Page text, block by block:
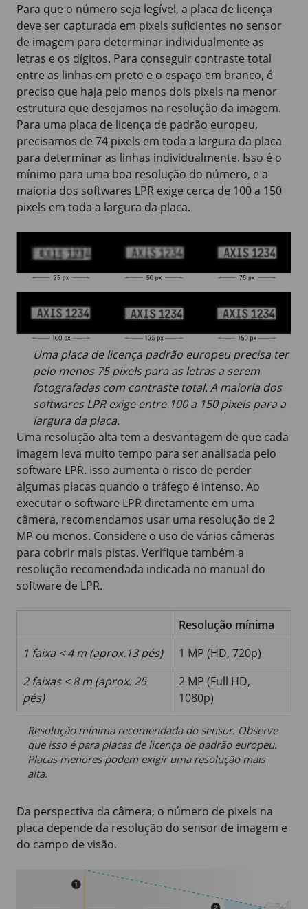
Para que o número seja legível, a placa de licença
deve ser capturada em pixels suficientes no sensor
de imagem para determinar individualmente as
letras e os dígitos. Para conseguir contraste total
entre as linhas em preto e o espaço em branco, é
preciso que haja pelo menos dois pixels na menor
estrutura que desejamos na resolução da imagem.
Para uma placa de licença de padrão europeu,
precisamos de 74 pixels em toda a largura da placa
para determinar as linhas individualmente. Isso é o
mínimo para uma boa resolução do número, e a
maioria dos softwares LPR exige cerca de 100 a 150
pixels em toda a largura da placa.
Uma placa de licença padrão europeu precisa ter
pelo menos 75 pixels para as letras a serem
fotografadas com contraste total. A maioria dos
softwares LPR exige entre 100 a 150 pixels para a
largura da placa.
Uma resolução alta tem a desvantagem de que cada
imagem leva muito tempo para ser analisada pelo
software LPR. Isso aumenta o risco de perder
algumas placas quando o tráfego é intenso. Ao
executar o software LPR diretamente em uma
câmera, recomendamos usar uma resolução de 2
MP ou menos. Considere o uso de várias câmeras
para cobrir mais pistas. Verifique também a
resolução recomendada indicada no manual do
software de LPR.
Resolução mínima recomendada do sensor. Observe
que isso é para placas de licença de padrão europeu.
Placas menores podem exigir uma resolução mais
alta.
Resolução mínima
1 faixa < 4 m (aprox.13 pés)
1 MP (HD, 720p)
2 faixas < 8 m (aprox. 25
pés)
2 MP (Full HD,
1080p)
Da perspectiva da câmera, o número de pixels na
placa depende da resolução do sensor de imagem e
do campo de visão.